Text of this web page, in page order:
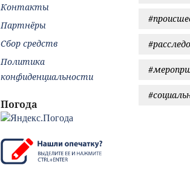
Контакты
Партнёры
Сбор средств
Политика
конфиденциальности
Погода